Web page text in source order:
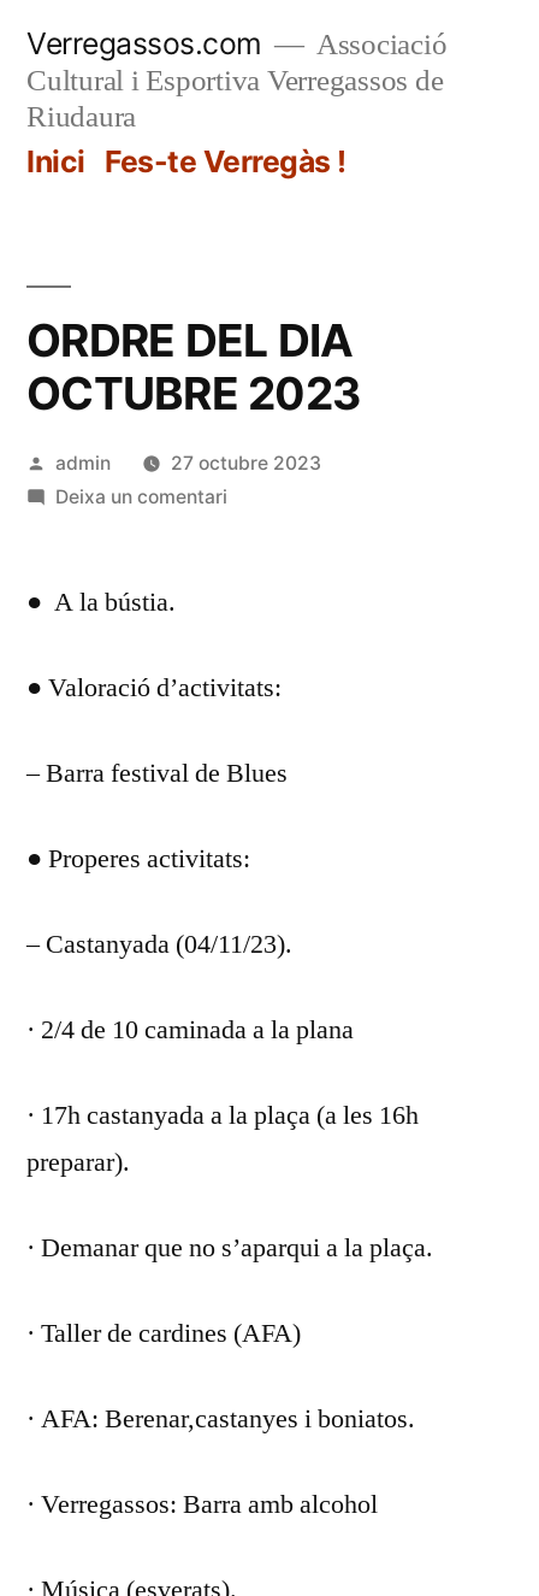
contingut
Verregassos.com
Associació
Cultural i Esportiva Verregassos de
Riudaura
Inici Fes-te Verregàs !
ORDRE DEL DIA
OCTUBRE 2023
Publicat
per
admin
27 octubre 2023
Deixa un comentaria
● A la bústia.
● Valoració d’activitats:
– Barra festival de Blues
● Properes activitats:
– Castanyada (04/11/23).
· 2/4 de 10 caminada a la plana
· 17h castanyada a la plaça (a les 16h
preparar).
· Demanar que no s’aparqui a la plaça.
· Taller de cardines (AFA)
· AFA: Berenar,castanyes i boniatos.
· Verregassos: Barra amb alcohol